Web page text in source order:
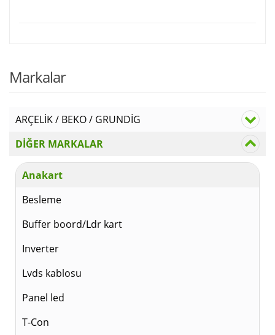
Markalar
ARÇELİK / BEKO / GRUNDİG
DİĞER MARKALAR
Anakart
Besleme
Buffer boord/Ldr kart
Inverter
Lvds kablosu
Panel led
T-Con